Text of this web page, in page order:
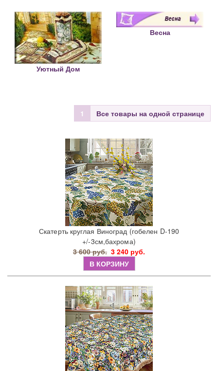
Уютный Дом
Весна
1 Все товары на одной странице
Скатерть круглая Виноград (гобелен D-190
+/-3см,бахрома)
3 600 руб. 3 240 руб.
В КОРЗИНУ